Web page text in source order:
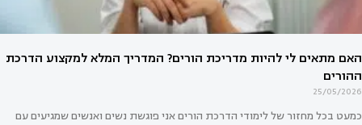
אולי יעניין אותך גם
25/05/2026
כמעט בכל מחזור של לימודי הדרכת הורים אני פוגשת נשים ואנשים שמגיעים עם